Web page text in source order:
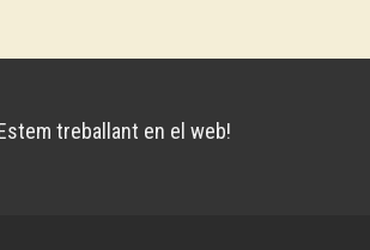
treballant en el web!